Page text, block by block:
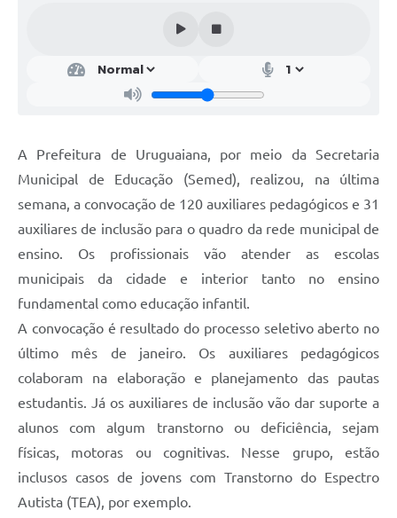
Colégio Agrícola Municipal
Vigilância Sanitária
COPIR - Coordenadoria de Promoção de Igualdade Racial
Contratos
Obras
Galeria de Vídeos
Contas Públicas
Links
Telefones Úteis
A Prefeitura de Uruguaiana, por meio da Secretaria
Municipal de Educação (Semed), realizou, na última
semana, a convocação de 120 auxiliares pedagógicos e 31
auxiliares de inclusão para o quadro da rede municipal de
ensino. Os profissionais vão atender as escolas
municipais da cidade e interior tanto no ensino
fundamental como educação infantil.
A convocação é resultado do processo seletivo aberto no
último mês de janeiro. Os auxiliares pedagógicos
colaboram na elaboração e planejamento das pautas
estudantis. Já os auxiliares de inclusão vão dar suporte a
alunos com algum transtorno ou deficiência, sejam
físicas, motoras ou cognitivas. Nesse grupo, estão
inclusos casos de jovens com Transtorno do Espectro
Autista (TEA), por exemplo.